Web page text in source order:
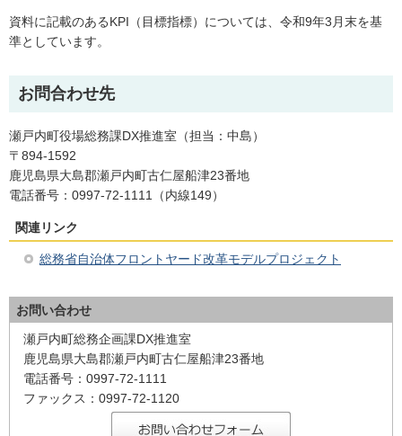
資料に記載のあるKPI（目標指標）については、令和9年3月末を基
準としています。
お問合わせ先
瀬戸内町役場総務課DX推進室（担当：中島）
〒894-1592
鹿児島県大島郡瀬戸内町古仁屋船津23番地
電話番号：0997-72-1111（内線149）
関連リンク
総務省自治体フロントヤード改革モデルプロジェクト
お問い合わせ
瀬戸内町総務企画課DX推進室
鹿児島県大島郡瀬戸内町古仁屋船津23番地
電話番号：0997-72-1111
ファックス：0997-72-1120